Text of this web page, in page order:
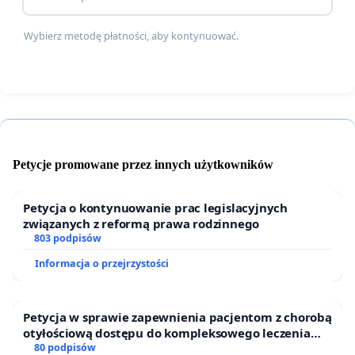
ochronnych w myśl zrównoważonej gospodarki
postulaty zostaną rozwinięte o wskazanie
co do stosowności ich wprowadzenia w
projektowanym PUL.
Link domapywskazującej konsultowane obszary.
mieszkańcy, którym leży na sercu kondycja lasów
Nadleśnictwa Kobiór
Wybierz metodę płatności, aby kontynuować.
Petycje promowane przez innych użytkowników
Petycja o kontynuowanie prac legislacyjnych
związanych z reformą prawa rodzinnego
803 podpisów
Informacja o przejrzystości
Petycja w sprawie zapewnienia pacjentom z chorobą
otyłościową dostępu do kompleksowego leczenia
oraz programów profilaktycznych.
80 podpisów